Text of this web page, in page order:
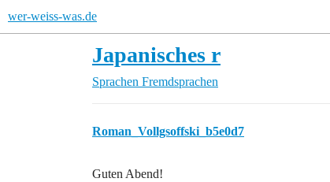
wer-weiss-was.de
Japanisches r
Sprachen Fremdsprachen
Roman_Vollgsoffski_b5e0d7
Guten Abend!